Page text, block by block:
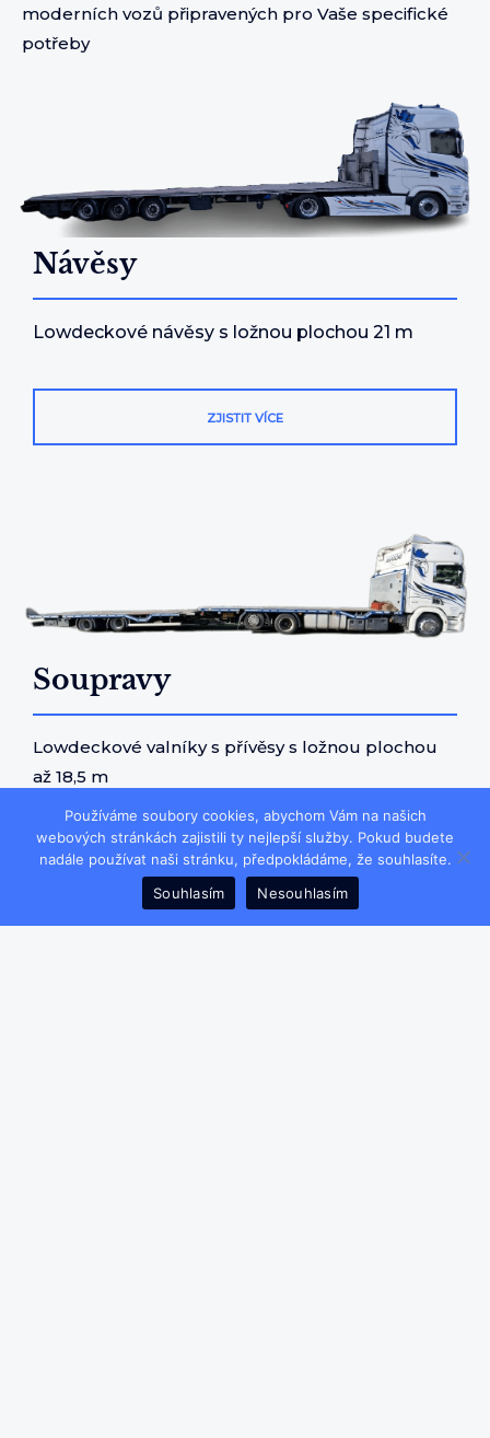
moderních vozů připravených pro Vaše specifické
potřeby
Návěsy
Lowdeckové návěsy s ložnou plochou 21 m
ZJISTIT VÍCE
Soupravy
Lowdeckové valníky s přívěsy s ložnou plochou
až 18,5 m
ZJISTIT VÍCE
Používáme soubory cookies, abychom Vám na našich
webových stránkách zajistili ty nejlepší služby. Pokud budete
nadále používat naši stránku, předpokládáme, že souhlasíte.
Souhlasím
Nesouhlasím